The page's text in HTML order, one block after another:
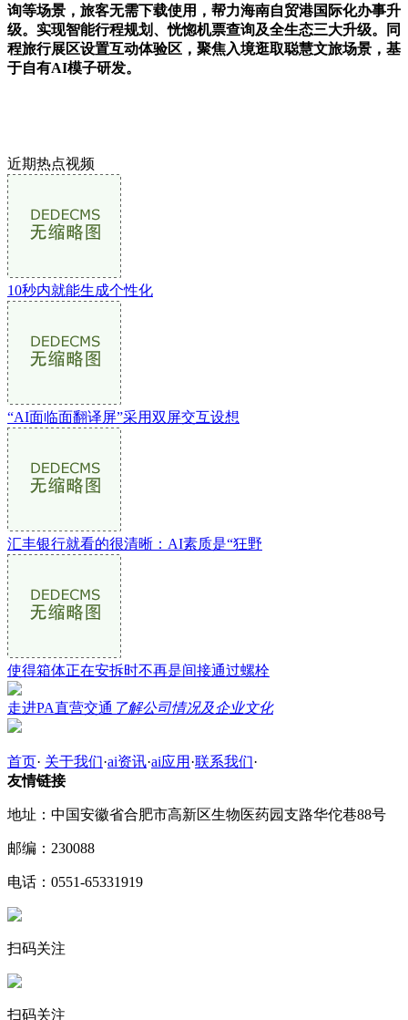
询等场景，旅客无需下载使用，帮力海南自贸港国际化办事升
级。实现智能行程规划、恍惚机票查询及全生态三大升级。同
程旅行展区设置互动体验区，聚焦入境逛取聪慧文旅场景，基
于自有AI模子研发。
近期热点视频
10秒内就能生成个性化
“AI面临面翻译屏”采用双屏交互设想
汇丰银行就看的很清晰：AI素质是“狂野
使得箱体正在安拆时不再是间接通过螺栓
走进PA直营交通 了解公司情况及企业文化
首页· 关于我们·ai资讯·ai应用 ·联系我们·
友情链接
地址：中国安徽省合肥市高新区生物医药园支路华佗巷88号
邮编：230088
电话：0551-65331919
扫码关注
扫码关注